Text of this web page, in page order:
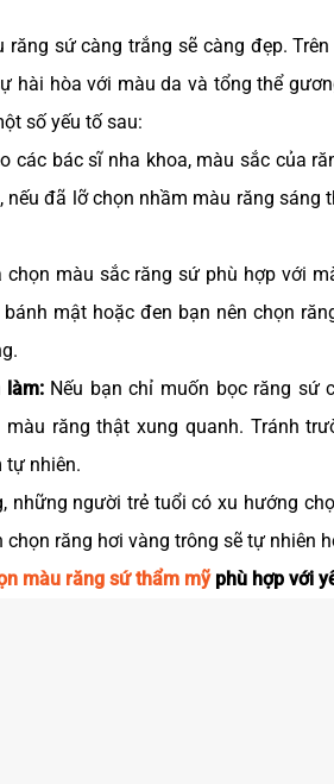
răng sứ càng trắng sẽ càng đẹp.
hài hòa với màu da và tổng thể
số yếu tố sau:
các bác sĩ nha khoa, màu sắc của
nếu đã lỡ chọn nhầm màu răng
chọn màu sắc răng sứ phù hợp với
mật hoặc đen bạn nên chọn
làm:Nếu bạn chỉ muốn bọc răng sứ
răng thật xung quanh. Tránh
tự nhiên.
những người trẻ tuổi có xu hướng
răng hơi vàng trông sẽ tự nhiên
màu răng sứ thẩm mỹphù hợp với